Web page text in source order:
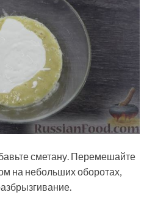
сметану. Перемешайте
на небольших оборотах,